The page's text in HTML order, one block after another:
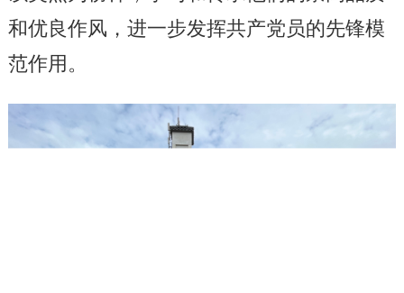
和优良作风， 进一步发挥共产党员的先锋模
范作用。